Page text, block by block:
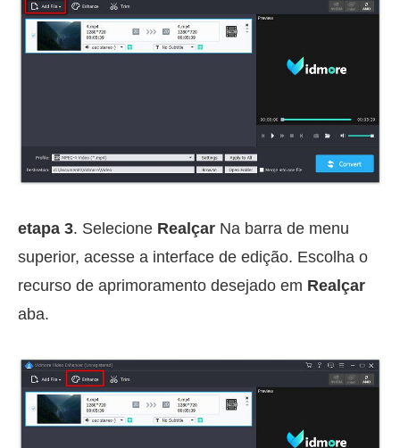
etapa 3. Selecione Realçar Na barra de menu
superior, acesse a interface de edição. Escolha o
recurso de aprimoramento desejado em Realçar
aba.